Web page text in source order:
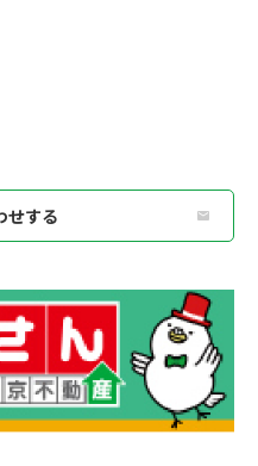
せする